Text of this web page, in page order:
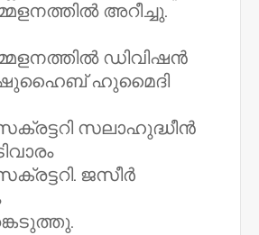
അറീച്ചു.
ഡിവിഷന്‍
ഷുഹൈബ് ഹുമൈദി
സലാഹുദ്ധീൻ
ജസീർ